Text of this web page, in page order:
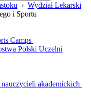
› Wydział Lekarski
i Sportu
Camps
Polski Uczelni
akademickich